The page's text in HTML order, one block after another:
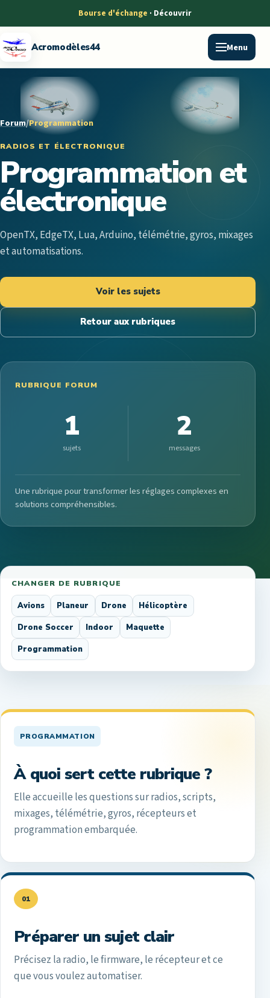
Bourse d'échange
Acromodèles44 Menu
Forum/Programmation
RADIOS ET ÉLECTRONIQUE
Programmation et
électronique
OpenTX, EdgeTX, Lua, Arduino, télémétrie, gyros, mixages
et automatisations.
Voir les sujets
Retour aux rubriques
RUBRIQUE FORUM
1
sujets
2
messages
Une rubrique pour transformer les réglages complexes en
solutions compréhensibles.
CHANGER DE RUBRIQUE
Avions Planeur Drone
Hélicoptère
Drone Soccer
Indoor
Maquette
Programmation
PROGRAMMATION
À quoi sert cette rubrique ?
Elle accueille les questions sur radios, scripts,
mixages, télémétrie, gyros, récepteurs et
programmation embarquée.
01
Préparer un sujet clair
Précisez la radio, le firmware, le récepteur et ce
que vous voulez automatiser.